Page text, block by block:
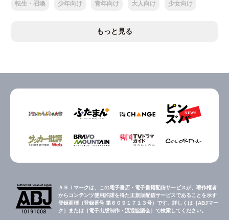
転生・召喚 少年向け 青年向け 大人向け 少女向け
もっと見る
ＡＢＪマークは、この電子書店・電子書籍配信サービスが、著作権者
からコンテンツ使用許諾を得た正規版配信サービスであることを示す
登録商標（登録番号 第６０９１７１３号）です。詳しくは［ABJマー
ク］または［電子出版制作・流通協議会］で検索してください。